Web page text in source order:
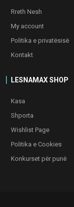
Rreth Nesh
My account
Politika e privatësisë
Kontakt
LESNAMAX SHOP
Kasa
Shporta
Wishlist Page
Politika e Cookies
Konkurset për punë